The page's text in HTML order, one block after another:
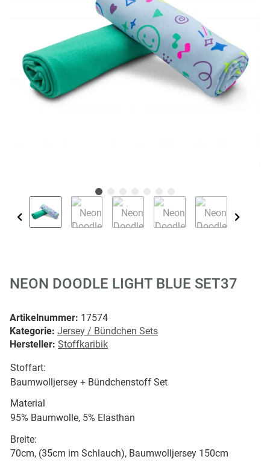
NEON DOODLE LIGHT BLUE SET37
Artikelnummer: 17574
Kategorie: Jersey / Bündchen Sets
Hersteller: Stoffkaribik
Stoffart:
Baumwolljersey + Bündchenstoff Set
Material
95% Baumwolle, 5% Elasthan
Breite:
70cm, (35cm im Schlauch), Baumwolljersey 150cm